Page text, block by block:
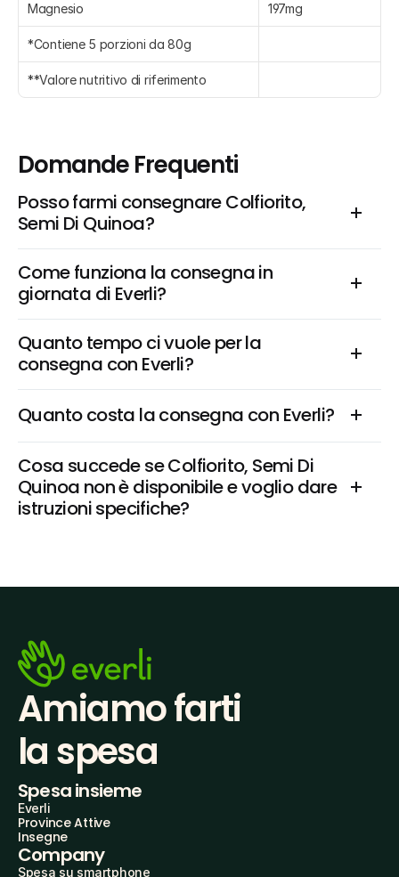
Magnesio 197mg
*Contiene 5 porzioni da 80g
**Valore nutritivo di riferimento
Domande Frequenti
Posso farmi consegnare Colfiorito,
Semi Di Quinoa?
Come funziona la consegna in
giornata di Everli?
Quanto tempo ci vuole per la
consegna con Everli?
Quanto costa la consegna con Everli?
Cosa succede se Colfiorito, Semi Di
Quinoa non è disponibile e voglio dare
istruzioni specifiche?
Amiamo farti
la spesa
Spesa insieme
Everli
Province Attive
Insegne
Company
Spesa su smartphone